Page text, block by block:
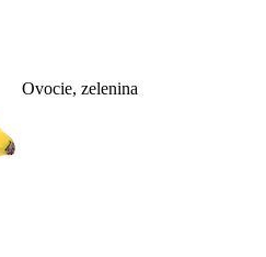
Ovocie, zelenina